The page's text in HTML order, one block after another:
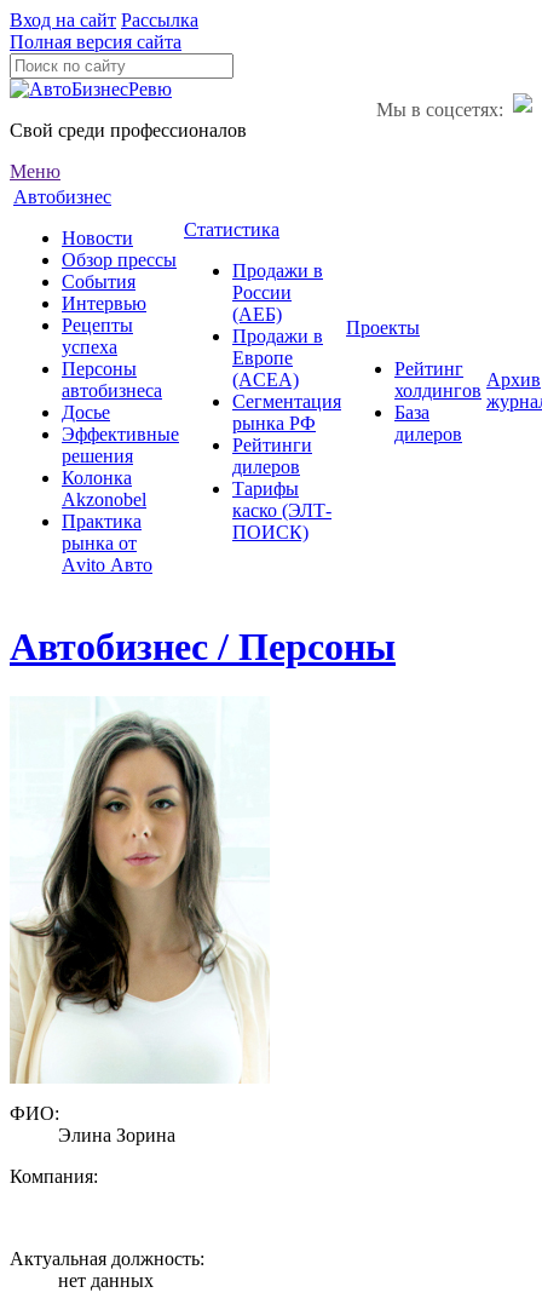
Вход на сайт Рассылка
Полная версия сайта
Мы в соцсетях:
Свой среди профессионалов
Меню
Автобизнес
Новости
Обзор прессы
События
Интервью
Рецепты
успеха
Персоны
автобизнеса
Досье
Эффективные
решения
Колонка
Akzonobel
Практика
рынка от
Аvito Авто
Статистика
Продажи в
России
(АЕБ)
Продажи в
Европе
(ACEA)
Сегментация
рынка РФ
Рейтинги
дилеров
Тарифы
каско (ЭЛТ-
ПОИСК)
Проекты
Рейтинг
холдингов
База
дилеров
Архив
Автобизнес / Персоны
ФИО:
Элина Зорина
Компания:
Актуальная должность:
нет данных